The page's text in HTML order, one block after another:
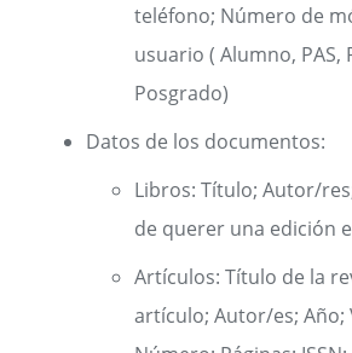
teléfono; Número de
usuario ( Alumno, PAS,
Posgrado)
Datos de los documentos:
Libros: Título; Autor/
de querer una edición
Artículos: Título de la
artículo; Autor/es; Año;